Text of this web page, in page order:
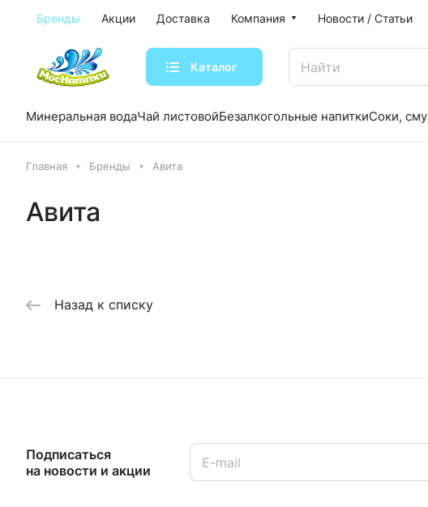
Бренды Акции Доставка Компания Новости / Статьи
Каталог
Минеральная водаЧай листовойБезалкогольные напиткиСоки,
Главная Бренды Авита
Авита
Назад к списку
Подписаться
на новости и акции